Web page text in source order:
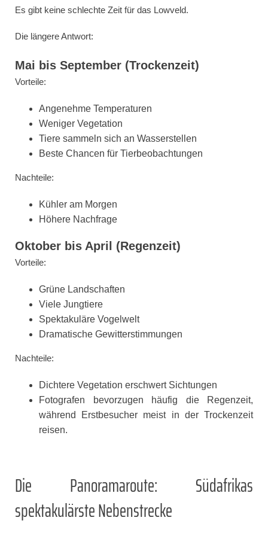
Es gibt keine schlechte Zeit für das Lowveld.
Die längere Antwort:
Mai bis September (Trockenzeit)
Vorteile:
Angenehme Temperaturen
Weniger Vegetation
Tiere sammeln sich an Wasserstellen
Beste Chancen für Tierbeobachtungen
Nachteile:
Kühler am Morgen
Höhere Nachfrage
Oktober bis April (Regenzeit)
Vorteile:
Grüne Landschaften
Viele Jungtiere
Spektakuläre Vogelwelt
Dramatische Gewitterstimmungen
Nachteile:
Dichtere Vegetation erschwert Sichtungen
Fotografen bevorzugen häufig die Regenzeit,
während Erstbesucher meist in der Trockenzeit
reisen.
Die Panoramaroute: Südafrikas
spektakulärste Nebenstrecke